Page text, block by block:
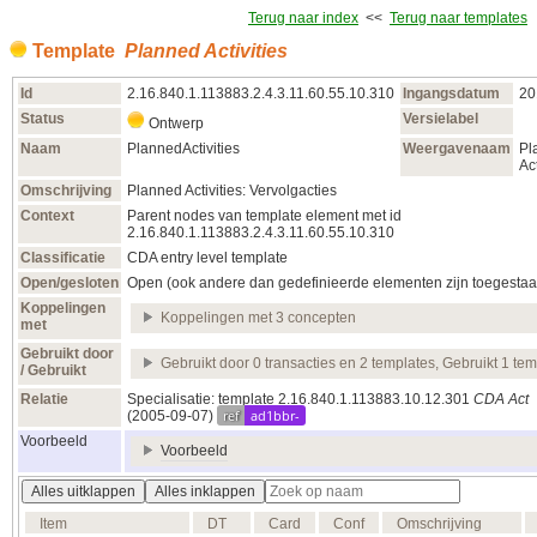
Terug naar index << Terug naar templates
Template Planned Activities
Id 2.16.840.1.113883.2.4.3.11.60.55.10.310 Ingangsdatum
Status
Ontwerp
Versielabel
Naam
PlannedActivities Weergavenaam
Omschrijving
Planned Activities: Vervolgacties
Context
Parent nodes van template element met id
2.16.840.1.113883.2.4.3.11.60.55.10.310
Classificatie
CDA entry level template
Open/gesloten Open (ook andere dan gedefinieerde elementen zijn
Koppelingen
met
Koppelingen met 3 concepten
Gebruikt door
/ Gebruikt
Gebruikt door 0 transacties en 2 templates, Gebruikt 1
Relatie Specialisatie: template 2.16.840.1.113883.10.12.301 CDA Act
(2005‑09‑07)
ref ad1bbr-
Voorbeeld
Voorbeeld
Alles uitklappen
Alles inklappen
Item
DT Card Conf
Omschrijving